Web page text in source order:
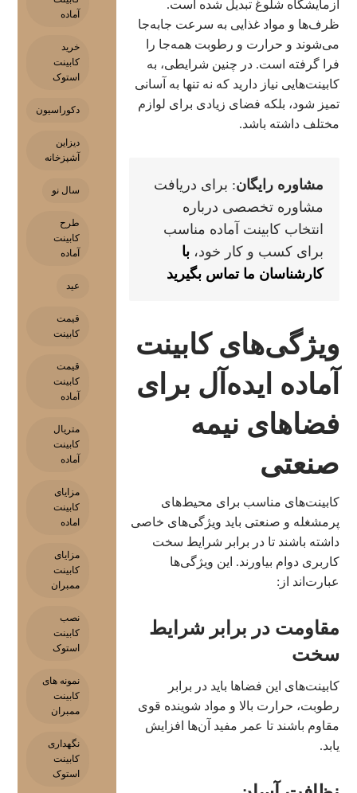
آزمایشگاه شلوغ تبدیل شده است.
ظرف‌ها و مواد غذایی به سرعت جابه‌جا
می‌شوند و حرارت و رطوبت همه‌جا را
فرا گرفته است. در چنین شرایطی، به
کابینت‌هایی نیاز دارید که نه تنها به آسانی
تمیز شود، بلکه فضای زیادی برای لوازم
مختلف داشته باشد.
مشاوره رایگان: برای دریافت
مشاوره تخصصی درباره
انتخاب کابینت آماده مناسب
برای کسب و کار خود،با
کارشناسان ما تماس بگیرید
ویژگی‌های کابینت
آماده ایده‌آل برای
فضاهای نیمه
صنعتی
کابینت‌های مناسب برای محیط‌های
پرمشغله و صنعتی باید ویژگی‌های خاصی
داشته باشند تا در برابر شرایط سخت
کاربری دوام بیاورند. این ویژگی‌ها
عبارت‌اند از:
مقاومت در برابر شرایط
سخت
کابینت‌های این فضاها باید در برابر
رطوبت، حرارت بالا و مواد شوینده قوی
مقاوم باشند تا عمر مفید آن‌ها افزایش
یابد.
آماده
خرید
کابینت
استوک
دکوراسیون
دیزاین
آشپزخانه
سال نو
طرح
کابینت
آماده
عید
قیمت
کابینت
قیمت
کابینت
آماده
متریال
کابینت
آماده
مزایای
کابینت
اماده
مزایای
کابینت
ممبران
نصب
کابینت
استوک
نمونه های
کابینت
ممبران
نگهداری
کابینت
استوک